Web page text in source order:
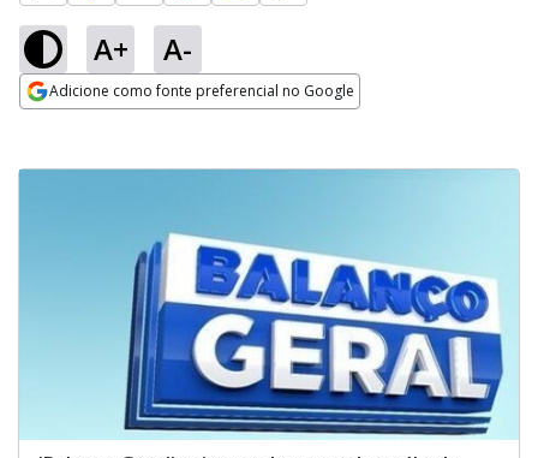
A+ A-
Adicione como fonte preferencial no Google